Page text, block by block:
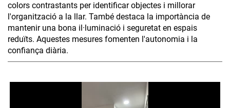
colors contrastants per identificar objectes i millorar
l'organització a la llar. També destaca la importància de
mantenir una bona il·luminació i seguretat en espais
reduïts. Aquestes mesures fomenten l'autonomia i la
confiança diària.